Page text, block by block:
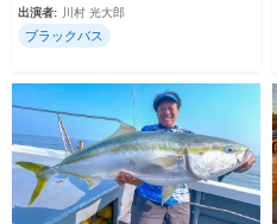
出演者:
川村 光大郎
ブラックバス